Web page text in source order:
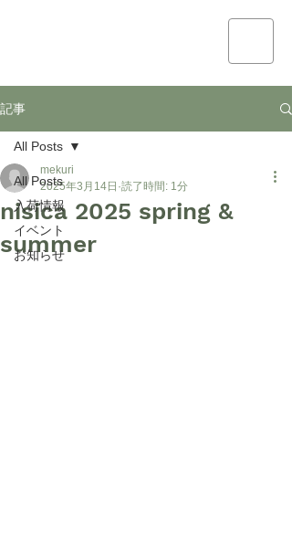
記事
All Posts
入荷情報
イベント
お知らせ
All Posts
nisica 2025 spring &
summer
mekuri
2025年3月14日 読了時間: 1分